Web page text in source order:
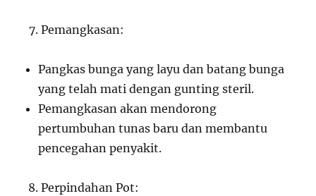
Pemangkasan:
Pangkas bunga yang layu dan batang bunga
yang telah mati dengan gunting steril.
Pemangkasan akan mendorong
pertumbuhan tunas baru dan membantu
pencegahan penyakit.
Perpindahan Pot: